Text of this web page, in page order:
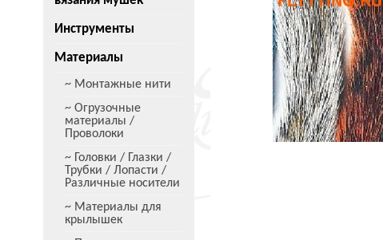
Инструменты
Материалы
~ Монтажные нити
~ Огрузочные
материалы /
Проволоки
~ Головки / Глазки /
Трубки / Лопасти /
Различные носители
~ Материалы для
крылышек